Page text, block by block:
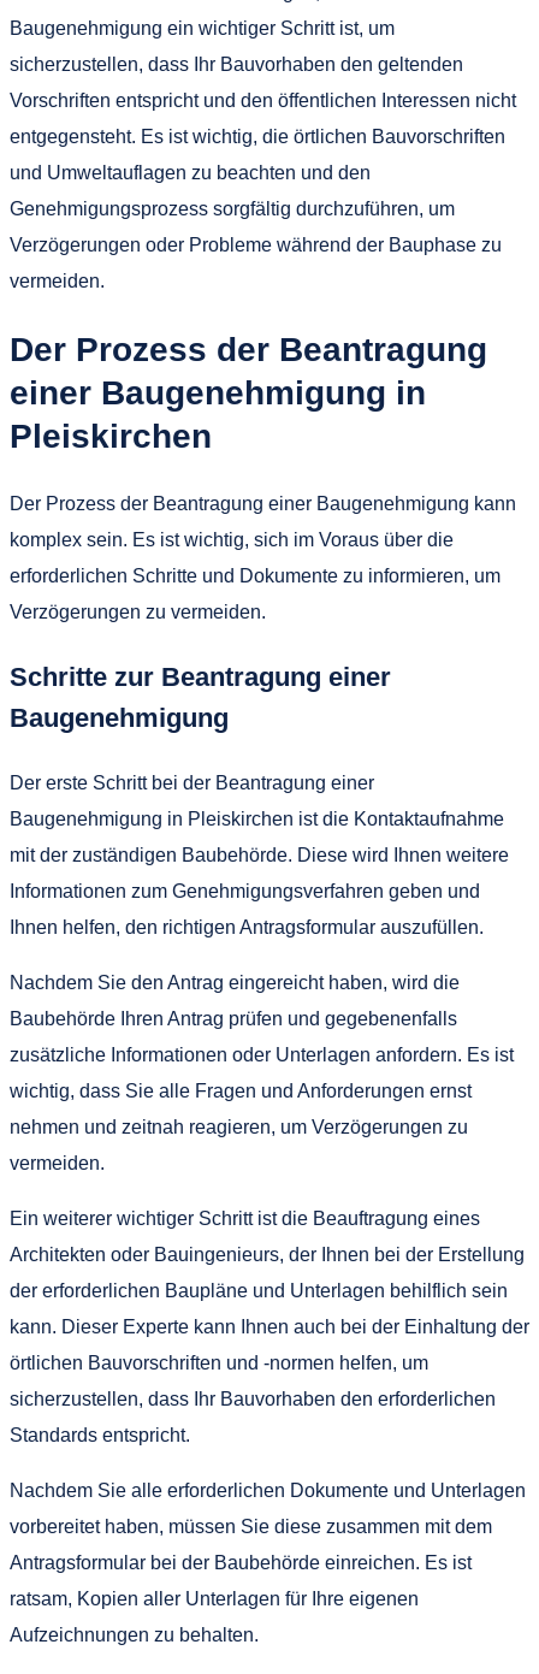
Baugenehmigung ein wichtiger Schritt ist, um
sicherzustellen, dass Ihr Bauvorhaben den geltenden
Vorschriften entspricht und den öffentlichen Interessen nicht
entgegensteht. Es ist wichtig, die örtlichen Bauvorschriften
und Umweltauflagen zu beachten und den
Genehmigungsprozess sorgfältig durchzuführen, um
Verzögerungen oder Probleme während der Bauphase zu
vermeiden.
Der Prozess der Beantragung
einer Baugenehmigung in
Pleiskirchen
Der Prozess der Beantragung einer Baugenehmigung kann
komplex sein. Es ist wichtig, sich im Voraus über die
erforderlichen Schritte und Dokumente zu informieren, um
Verzögerungen zu vermeiden.
Schritte zur Beantragung einer
Baugenehmigung
Der erste Schritt bei der Beantragung einer
Baugenehmigung in Pleiskirchen ist die Kontaktaufnahme
mit der zuständigen Baubehörde. Diese wird Ihnen weitere
Informationen zum Genehmigungsverfahren geben und
Ihnen helfen, den richtigen Antragsformular auszufüllen.
Nachdem Sie den Antrag eingereicht haben, wird die
Baubehörde Ihren Antrag prüfen und gegebenenfalls
zusätzliche Informationen oder Unterlagen anfordern. Es ist
wichtig, dass Sie alle Fragen und Anforderungen ernst
nehmen und zeitnah reagieren, um Verzögerungen zu
vermeiden.
Ein weiterer wichtiger Schritt ist die Beauftragung eines
Architekten oder Bauingenieurs, der Ihnen bei der Erstellung
der erforderlichen Baupläne und Unterlagen behilflich sein
kann. Dieser Experte kann Ihnen auch bei der Einhaltung der
örtlichen Bauvorschriften und -normen helfen, um
sicherzustellen, dass Ihr Bauvorhaben den erforderlichen
Standards entspricht.
Nachdem Sie alle erforderlichen Dokumente und Unterlagen
vorbereitet haben, müssen Sie diese zusammen mit dem
Antragsformular bei der Baubehörde einreichen. Es ist
ratsam, Kopien aller Unterlagen für Ihre eigenen
Aufzeichnungen zu behalten.